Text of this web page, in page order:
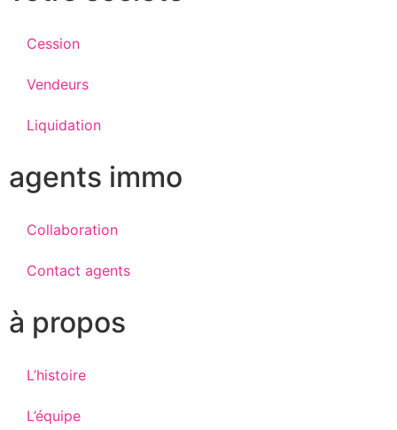
Cession
Vendeurs
Liquidation
agents immo
Collaboration
Contact agents
à propos
L’histoire
L’équipe